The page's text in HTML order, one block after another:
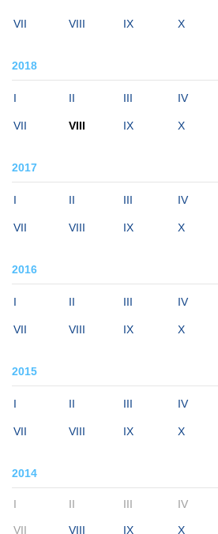
VII VIII IX X
2018
I II III IV
VII VIII IX X
2017
I II III IV
VII VIII IX X
2016
I II III IV
VII VIII IX X
2015
I II III IV
VII VIII IX X
2014
I II III IV
VII VIII IX X